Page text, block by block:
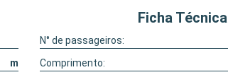
Ficha Técnica
N° de passageiros:
m Comprimento: